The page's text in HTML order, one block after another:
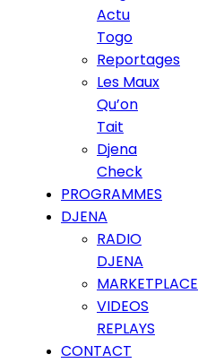
Actu
Togo
Reportages
Les Maux
Qu’on
Tait
Djena
Check
PROGRAMMES
DJENA
RADIO
DJENA
MARKETPLACE
VIDEOS
REPLAYS
CONTACT